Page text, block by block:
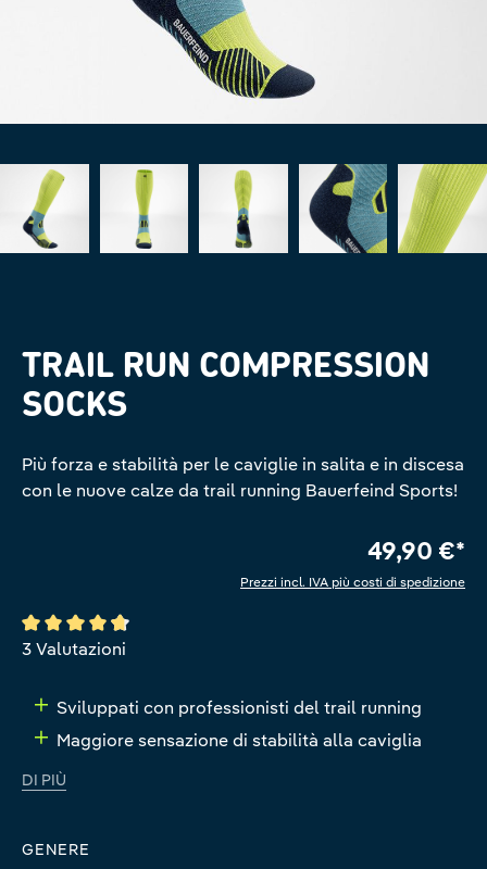
TRAIL RUN COMPRESSION
SOCKS
Più forza e stabilità per le caviglie in salita e in discesa
con le nuove calze da trail running Bauerfeind Sports!
49,90 €*
Prezzi incl. IVA più costi di spedizione
Valutazione media di 4.6 su 5 stelle
3 Valutazioni
Sviluppati con professionisti del trail running
Maggiore sensazione di stabilità alla caviglia
DI PIÙ
GENERE